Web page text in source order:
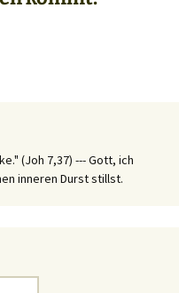
(Joh 7,37) --- Gott, ich
inneren Durst stillst.